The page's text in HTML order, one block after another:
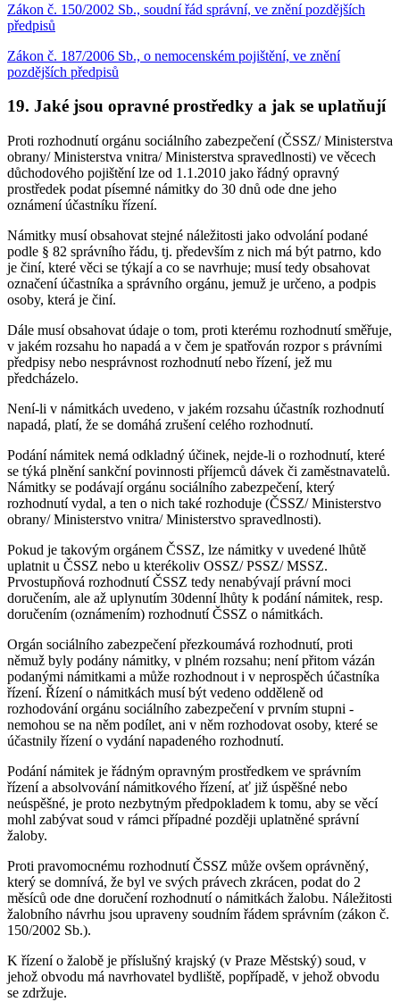
Zákon č. 150/2002 Sb., soudní řád správní, ve znění pozdějších
předpisů
Zákon č. 187/2006 Sb., o nemocenském pojištění, ve znění
pozdějších předpisů
19. Jaké jsou opravné prostředky a jak se uplatňují
Proti rozhodnutí orgánu sociálního zabezpečení (ČSSZ/ Ministerstva
obrany/ Ministerstva vnitra/ Ministerstva spravedlnosti) ve věcech
důchodového pojištění lze od 1.1.2010 jako řádný opravný
prostředek podat písemné námitky do 30 dnů ode dne jeho
oznámení účastníku řízení.
Námitky musí obsahovat stejné náležitosti jako odvolání podané
podle § 82 správního řádu, tj. především z nich má být patrno, kdo
je činí, které věci se týkají a co se navrhuje; musí tedy obsahovat
označení účastníka a správního orgánu, jemuž je určeno, a podpis
osoby, která je činí.
Dále musí obsahovat údaje o tom, proti kterému rozhodnutí směřuje,
v jakém rozsahu ho napadá a v čem je spatřován rozpor s právními
předpisy nebo nesprávnost rozhodnutí nebo řízení, jež mu
předcházelo.
Není-li v námitkách uvedeno, v jakém rozsahu účastník rozhodnutí
napadá, platí, že se domáhá zrušení celého rozhodnutí.
Podání námitek nemá odkladný účinek, nejde-li o rozhodnutí, které
se týká plnění sankční povinnosti příjemců dávek či zaměstnavatelů.
Námitky se podávají orgánu sociálního zabezpečení, který
rozhodnutí vydal, a ten o nich také rozhoduje (ČSSZ/ Ministerstvo
obrany/ Ministerstvo vnitra/ Ministerstvo spravedlnosti).
Pokud je takovým orgánem ČSSZ, lze námitky v uvedené lhůtě
uplatnit u ČSSZ nebo u kterékoliv OSSZ/ PSSZ/ MSSZ.
Prvostupňová rozhodnutí ČSSZ tedy nenabývají právní moci
doručením, ale až uplynutím 30denní lhůty k podání námitek, resp.
doručením (oznámením) rozhodnutí ČSSZ o námitkách.
Orgán sociálního zabezpečení přezkoumává rozhodnutí, proti
němuž byly podány námitky, v plném rozsahu; není přitom vázán
podanými námitkami a může rozhodnout i v neprospěch účastníka
řízení. Řízení o námitkách musí být vedeno odděleně od
rozhodování orgánu sociálního zabezpečení v prvním stupni -
nemohou se na něm podílet, ani v něm rozhodovat osoby, které se
účastnily řízení o vydání napadeného rozhodnutí.
Podání námitek je řádným opravným prostředkem ve správním
řízení a absolvování námitkového řízení, ať již úspěšné nebo
neúspěšné, je proto nezbytným předpokladem k tomu, aby se věcí
mohl zabývat soud v rámci případné později uplatněné správní
žaloby.
Proti pravomocnému rozhodnutí ČSSZ může ovšem oprávněný,
který se domnívá, že byl ve svých právech zkrácen, podat do 2
měsíců ode dne doručení rozhodnutí o námitkách žalobu. Náležitosti
žalobního návrhu jsou upraveny soudním řádem správním (zákon č.
150/2002 Sb.).
K řízení o žalobě je příslušný krajský (v Praze Městský) soud, v
jehož obvodu má navrhovatel bydliště, popřípadě, v jehož obvodu
se zdržuje.